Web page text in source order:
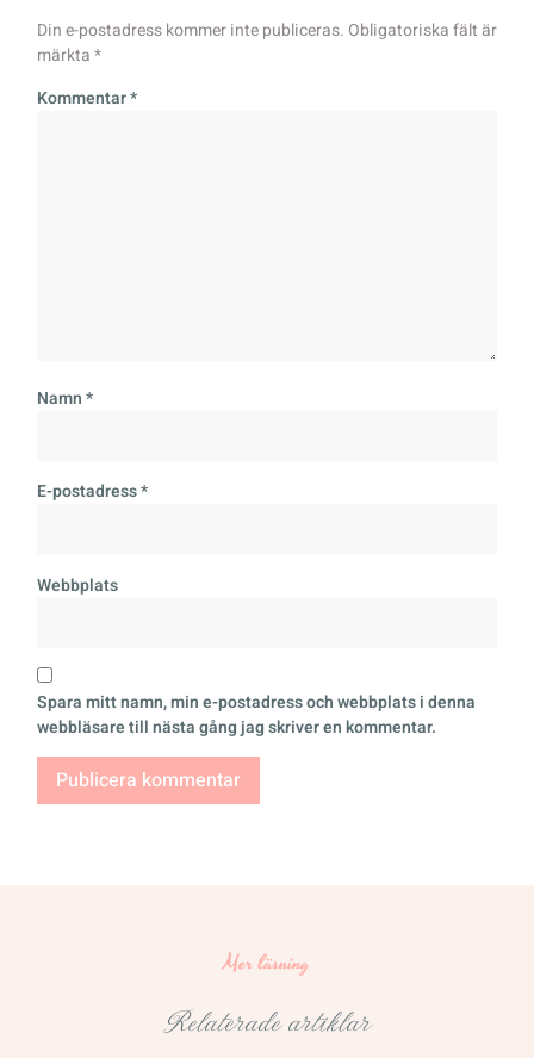
Din e-postadress kommer inte publiceras. Obligatoriska fält är
märkta*
Kommentar*
Namn*
E-postadress*
Webbplats
Spara mitt namn, min e-postadress och webbplats i denna
webbläsare till nästa gång jag skriver en kommentar.
Mer läsning
Relaterade artiklar